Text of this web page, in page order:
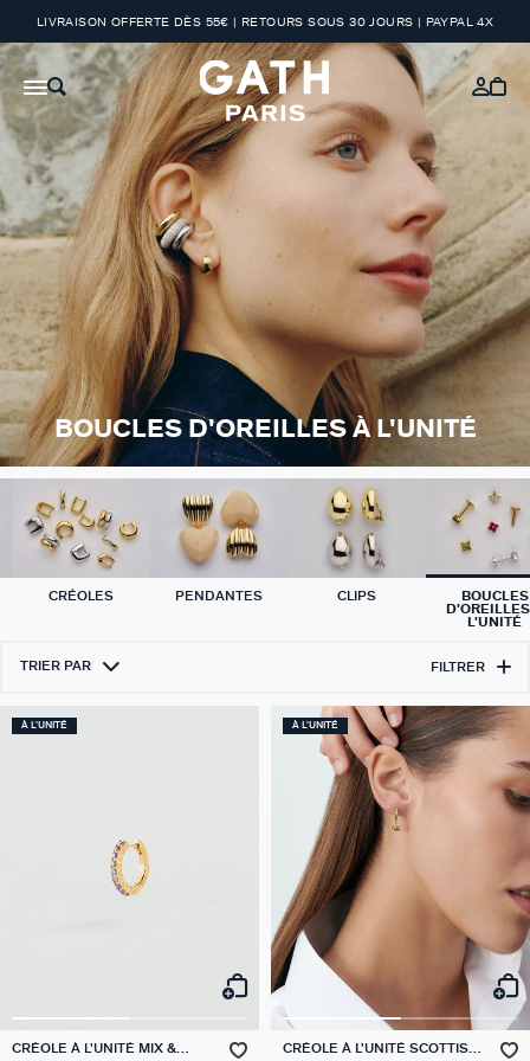
LIVRAISON OFFERTE DÈS 55€ | RETOURS SOUS 30 JOURS | PAYPAL 4X
BOUCLES D'OREILLES À L'UNITÉ
CRÉOLES PENDANTES CLIPS
BOUCLES
L'UNITÉ
TRIER PAR FILTRER
À L'UNITÉ
CRÉOLE À L'UNITÉ MIX &
À L'UNITÉ
CRÉOLE À L'UNITÉ SCOTTISH